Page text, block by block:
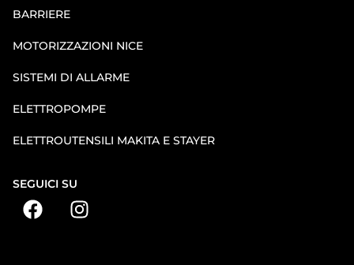
BARRIERE
MOTORIZZAZIONI NICE
SISTEMI DI ALLARME
ELETTROPOMPE
ELETTROUTENSILI MAKITA E STAYER
SEGUICI SU